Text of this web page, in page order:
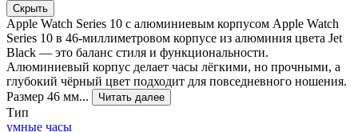
Скрыть
Apple Watch Series 10 с алюминиевым корпусом Apple Watch
Series 10 в 46-миллиметровом корпусе из алюминия цвета Jet
Black — это баланс стиля и функциональности.
Алюминиевый корпус делает часы лёгкими, но прочными, а
глубокий чёрный цвет подходит для повседневного ношения.
Размер 46 мм...
Читать далее
Тип
умные часы